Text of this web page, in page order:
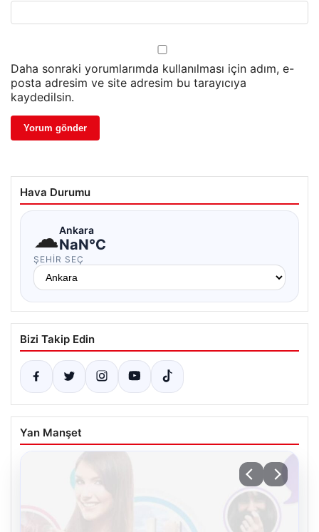
Daha sonraki yorumlarımda kullanılması için adım, e-
posta adresim ve site adresim bu tarayıcıya
kaydedilsin.
Hava Durumu
☁Ankara
NaN°C
ŞEHIR SEÇ
Bizi Takip Edin
Yan Manşet